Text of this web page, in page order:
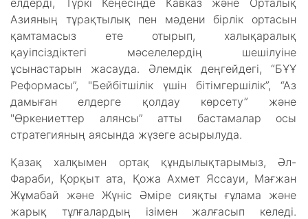
елдерді, Түркі Кеңесінде Кавказ және Орталық
Азияның тұрақтылық пен мәдени бірлік ортасын
қамтамасыз ете отырып, халықаралық
қауіпсіздіктегі мәселелердің шешілуіне
ұсынастарын жасауда. Әлемдік деңгейдегі, “БҰҰ
Реформасы”, "Бейбітшілік үшін бітімгершілік”, “Аз
дамыған елдерге қолдау көрсету” және
"Өркениеттер алянсы” атты бастамалар осы
стратегияның аясында жүзеге асырылуда.
Қазақ халқымен ортақ құндылықтарымыз, Әл-
Фараби, Қорқыт ата, Қожа Ахмет Яссауи, Мағжан
Жұмабай және Жүніс Әміре сияқты ғұлама және
жарық тұлғалардың ізімен жалғасып келеді.